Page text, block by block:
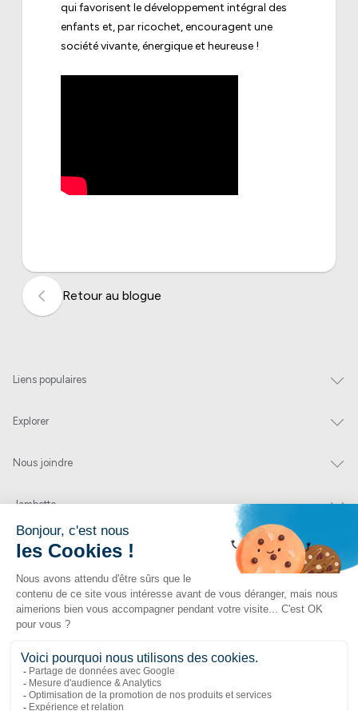
qui favorisent le développement intégral des
enfants et, par ricochet, encouragent une
société vivante, énergique et heureuse !
Retour au blogue
Liens populaires
Explorer
Nous joindre
Jambette
Inscrivez-vous à notre infolettre
Envoyer
En cliquant sur « envoyer » vous nous autorisez à vous envoyer quelques fois par
1 877 363-2687 • jambette@jambette.com